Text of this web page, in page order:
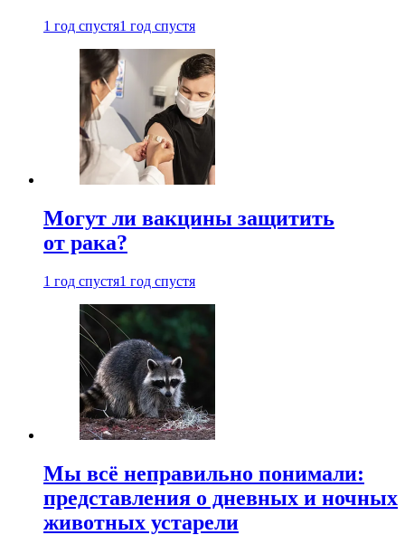
1 год спустя1 год спустя
Могут ли вакцины защитить
от рака?
1 год спустя1 год спустя
Мы всё неправильно понимали:
представления о дневных и ночных
животных устарели